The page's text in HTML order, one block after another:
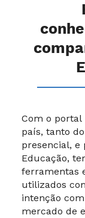
Com o portal
país, tanto
presencial, e
Educação,
ferramentas
utilizados
intenção
mercado de